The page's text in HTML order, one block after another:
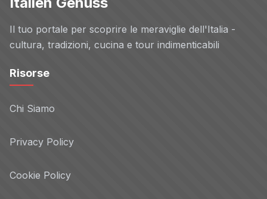
Il tuo portale per scoprire le meraviglie dell'Italia -
cultura, tradizioni, cucina e tour indimenticabili
Risorse
Chi Siamo
Privacy Policy
Cookie Policy